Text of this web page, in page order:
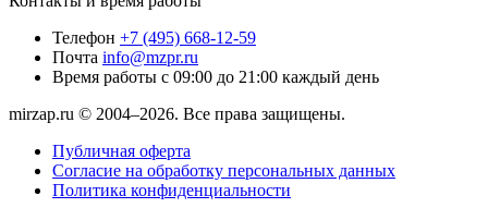
Телефон +7 (495) 668-12-59
Почта info@mzpr.ru
Время работы с 09:00 до 21:00 каждый день
mirzap.ru © 2004–2026. Все права защищены.
Публичная оферта
Согласие на обработку персональных данных
Политика конфиденциальности